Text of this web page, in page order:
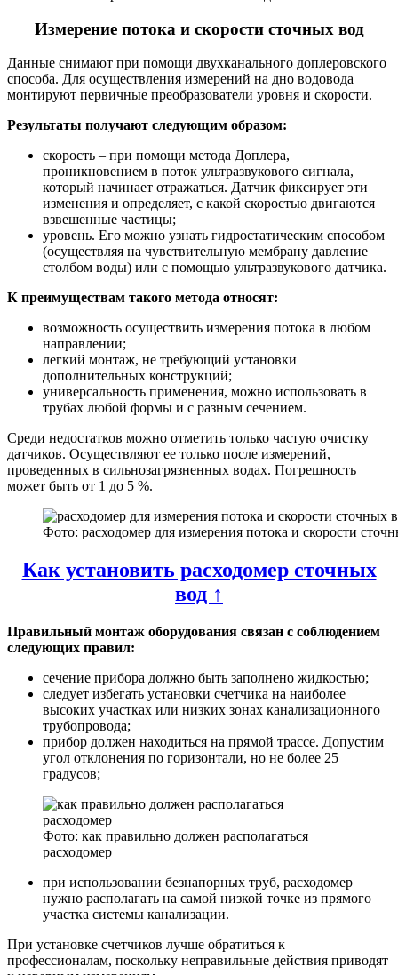
Измерение потока и скорости сточных вод
Данные снимают при помощи двухканального доплеровского
способа. Для осуществления измерений на дно водовода
монтируют первичные преобразователи уровня и скорости.
Результаты получают следующим образом:
скорость – при помощи метода Доплера,
проникновением в поток ультразвукового сигнала,
который начинает отражаться. Датчик фиксирует эти
изменения и определяет, с какой скоростью двигаются
взвешенные частицы;
уровень. Его можно узнать гидростатическим способом
(осуществляя на чувствительную мембрану давление
столбом воды) или с помощью ультразвукового датчика.
К преимуществам такого метода относят:
возможность осуществить измерения потока в любом
направлении;
легкий монтаж, не требующий установки
дополнительных конструкций;
универсальность применения, можно использовать в
трубах любой формы и с разным сечением.
Среди недостатков можно отметить только частую очистку
датчиков. Осуществляют ее только после измерений,
проведенных в сильнозагрязненных водах. Погрешность
может быть от 1 до 5 %.
Фото: расходомер для измерения потока и скорости
Как установить расходомер сточных
вод ↑
Правильный монтаж оборудования связан с соблюдением
следующих правил:
сечение прибора должно быть заполнено жидкостью;
следует избегать установки счетчика на наиболее
высоких участках или низких зонах канализационного
трубопровода;
прибор должен находиться на прямой трассе. Допустим
угол отклонения по горизонтали, но не более 25
градусов;
Фото: как правильно должен располагаться
расходомер
при использовании безнапорных труб, расходомер
нужно располагать на самой низкой точке из прямого
участка системы канализации.
При установке счетчиков лучше обратиться к
профессионалам, поскольку неправильные действия приводят